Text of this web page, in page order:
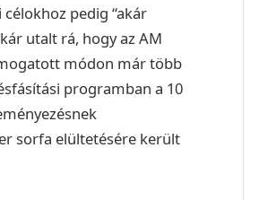
pedig “akár
utalt rá, hogy az AM
módon már több
programban a 10
sorfa elültetésére került